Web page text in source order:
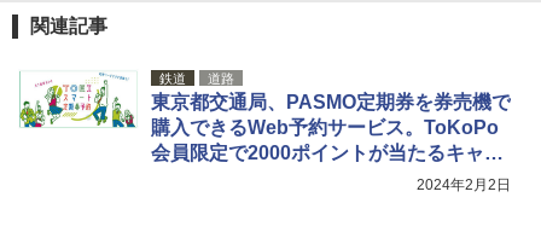
熊撃退スプレー 熊よけスプレー 熊スプレー
【日本企業販売】超強力クマ対策スプレー 30
0ml（連続噴射30秒）110ml（連続噴射15
秒）射程5～10m 安全ロック搭載 携帯収納袋
関連記事
鉄道 道路
東京都交通局、PASMO定期券を券売機で
購入できるWeb予約サービス。ToKoPo
会員限定で2000ポイントが当たるキャン
2024年2月2日